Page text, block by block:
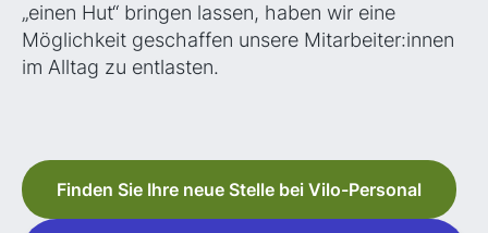
„einen Hut“ bringen lassen, haben wir eine
Möglichkeit geschaffen unsere Mitarbeiter:innen
im Alltag zu entlasten.
Finden Sie Ihre neue Stelle bei Vilo-Personal